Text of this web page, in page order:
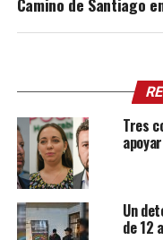
Camino de Santiago
Tres
Un
de 12